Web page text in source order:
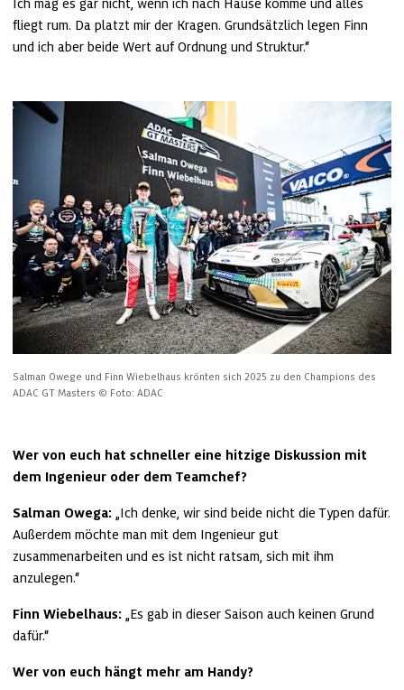
Ich mag es gar nicht, wenn ich nach Hause komme und alles
fliegt rum. Da platzt mir der Kragen. Grundsätzlich legen Finn
und ich aber beide Wert auf Ordnung und Struktur.“
Salman Owege und Finn Wiebelhaus krönten sich 2025 zu den Champions des
ADAC GT Masters © Foto: ADAC
Wer von euch hat schneller eine hitzige Diskussion mit
dem Ingenieur oder dem Teamchef?
Salman Owega: „Ich denke, wir sind beide nicht die Typen dafür.
Außerdem möchte man mit dem Ingenieur gut
zusammenarbeiten und es ist nicht ratsam, sich mit ihm
anzulegen.“
Finn Wiebelhaus: „Es gab in dieser Saison auch keinen Grund
dafür.“
Wer von euch hängt mehr am Handy?